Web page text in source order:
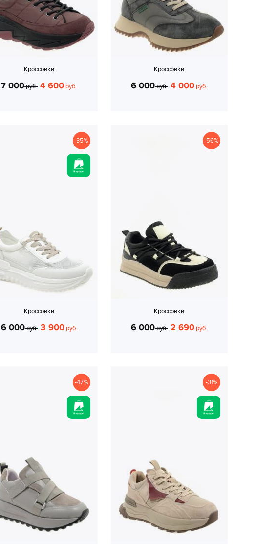
Кроссовки
7 000руб. 4 600 руб.
Кроссовки
6 000руб. 4 000руб.
-35%
Кроссовки
6 000руб. 3 900руб.
-56%
Кроссовки
6 000руб. 2 690руб.
-47% -31%